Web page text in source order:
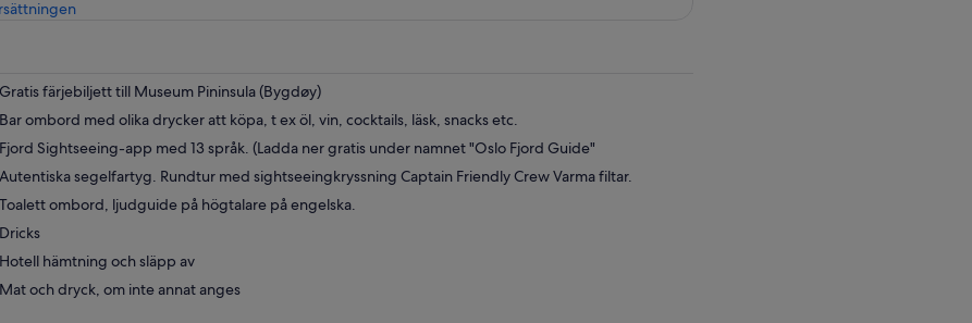
Öppnas
Gratis färjebiljett till Museum Pininsula (Bygdøy)
Bar ombord med olika drycker att köpa, t ex öl, vin, cocktails, läsk, snacks etc.
Fjord Sightseeing-app med 13 språk. (Ladda ner gratis under namnet "Oslo Fjord Guide"
Autentiska segelfartyg. Rundtur med sightseeingkryssning Captain Friendly Crew Varma filtar.
Toalett ombord, ljudguide på högtalare på engelska.
Dricks
Hotell hämtning och släpp av
Mat och dryck, om inte annat anges